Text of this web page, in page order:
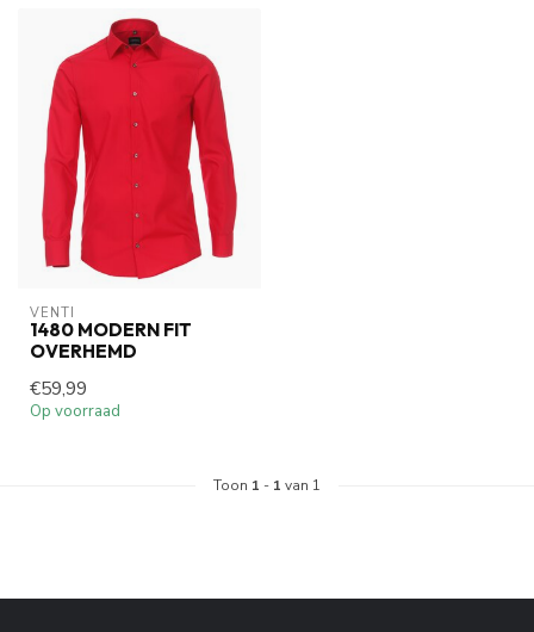
VENTI
1480 MODERN FIT
OVERHEMD
€59,99
Op voorraad
Toon 1 - 1 van 1